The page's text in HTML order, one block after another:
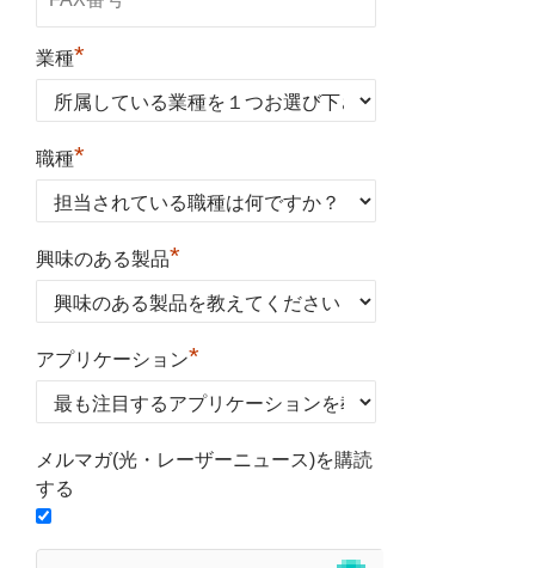
業種*
職種*
興味のある製品*
アプリケーション*
メルマガ(光・レーザーニュース)を購読
する